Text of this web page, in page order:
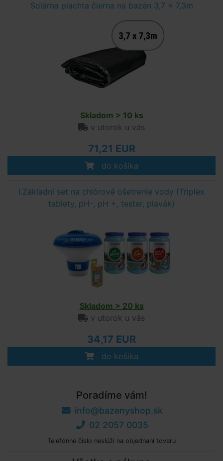
Solárna plachta čierna na bazén 3,7 x 7,3m
Skladom > 10 ks
v utorok u vás
71,21 EUR
do košíka
I.Základní set na chlórové ošetrenie vody (Triplex
tablety, pH-, pH +, tester, plavák)
Skladom > 20 ks
v utorok u vás
34,17 EUR
do košíka
Poradíme vám!
info@bazenyshop.sk
02 2057 0035
Telefónne číslo neslúži na objednaní tovaru